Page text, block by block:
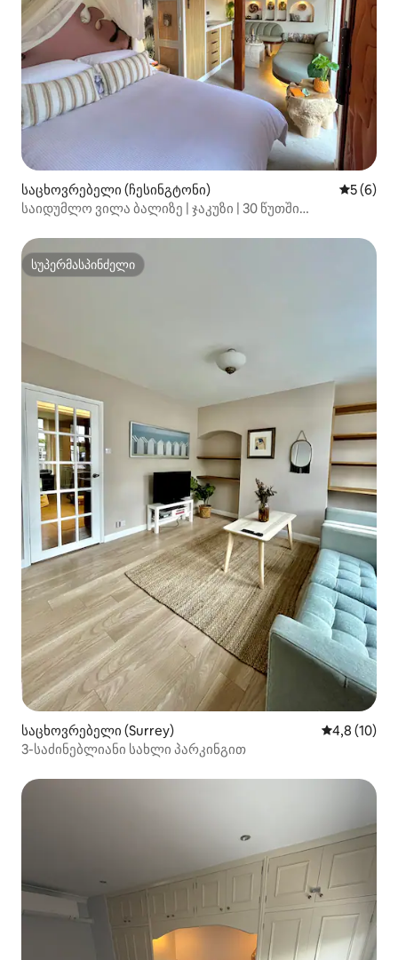
საცხოვრებელი (ჩესინგტონი) საშუალო
5 (6)
საიდუმლო ვილა ბალიზე | ჯაკუზი | 30 წუთში
სუპერმასპინძელი
სუპერმასპინძელი
საცხოვრებელი (Surrey) საშუალო
4,8 (10)
3-საძინებლიანი სახლი პარკინგით